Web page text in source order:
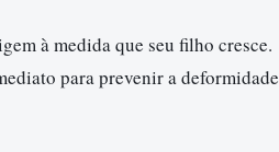
à medida que seu filho cresce.
para prevenir a deformidade